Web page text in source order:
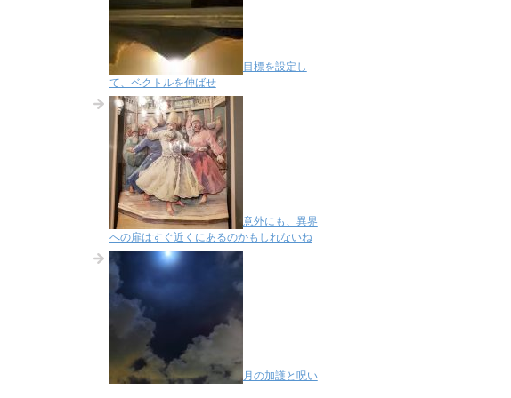
目標を設定し
て、ベクトルを伸ばせ
意外にも、異界
への扉はすぐ近くにあるのかもしれないね
月の加護と呪い